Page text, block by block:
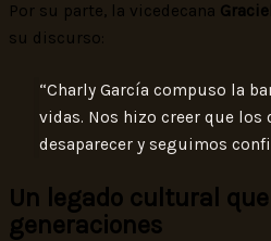
Por su parte, la vicedecana
su discurso:
“Charly García compuso la
vidas. Nos hizo creer que los
desaparecer y seguimos
Un legado cultural
generaciones